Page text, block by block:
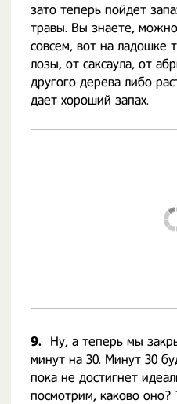
зато теперь пойдет
травы. Вы знаете,
совсем, вот на ладошке
лозы, от саксаула, от
другого дерева либо
дает хороший запах.
9.
Ну, а теперь мы
минут на 30. Минут 30
пока не достигнет
посмотрим, каково оно?